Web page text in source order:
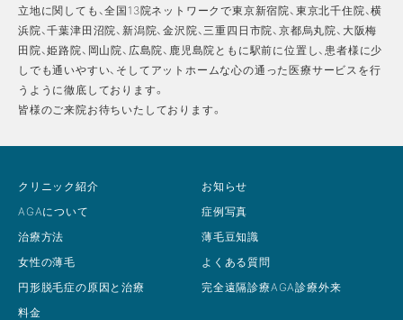
立地に関しても、全国13院ネットワークで東京新宿院、東京北千住院、横
浜院、千葉津田沼院、新潟院、金沢院、三重四日市院、京都烏丸院、大阪梅
田院、姫路院、岡山院、広島院、鹿児島院ともに駅前に位置し、患者様に少
しでも通いやすい、そしてアットホームな心の通った医療サービスを行
うように徹底しております。
皆様のご来院お待ちいたしております。
クリニック紹介
AGAについて
治療方法
女性の薄毛
円形脱毛症の原因と治療
料金
お知らせ
症例写真
薄毛豆知識
よくある質問
完全遠隔診療AGA診療外来